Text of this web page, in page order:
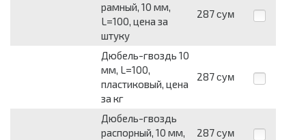
рамный, 10 мм,
L=100, цена за
штуку
287 сум
Дюбель-гвоздь 10
мм, L=100,
пластиковый, цена
за кг
287 сум
Дюбель-гвоздь
распорный, 10 мм,
287 сум